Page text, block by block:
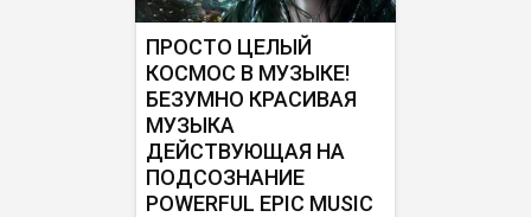
ПРОСТО ЦЕЛЫЙ
КОСМОС В МУЗЫКЕ!
БЕЗУМНО КРАСИВАЯ
МУЗЫКА
ДЕЙСТВУЮЩАЯ НА
ПОДСОЗНАНИЕ
POWERFUL EPIC MUSIC